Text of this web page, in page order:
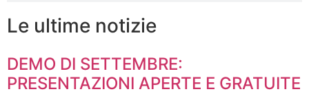
Le ultime notizie
DEMO DI SETTEMBRE:
PRESENTAZIONI APERTE E GRATUITE